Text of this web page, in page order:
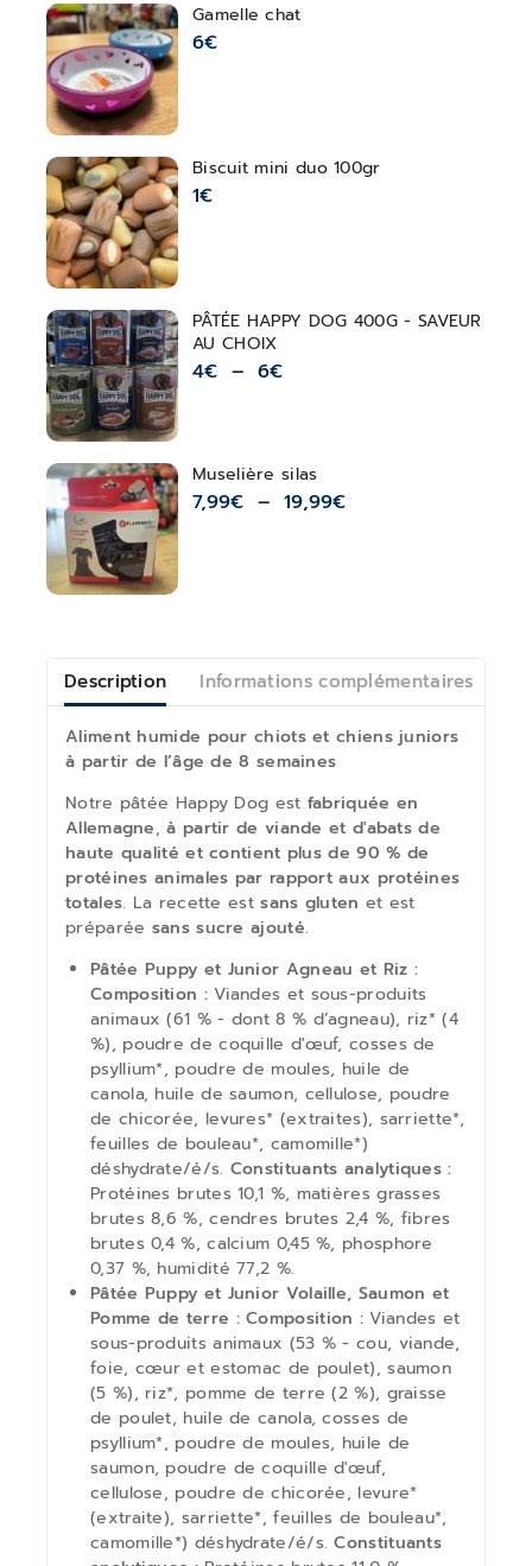
Gamelle chat
6€
Biscuit mini duo 100gr
1€
PÂTÉE HAPPY DOG 400G - SAVEUR
AU CHOIX
4€ – 6€
Muselière silas
7,99€ – 19,99€
Description Informations complémentaires
Aliment humide pour chiots et chiens juniors
à partir de l’âge de 8 semaines
Notre pâtée Happy Dog est fabriquée en
Allemagne,à partir de viande et d'abats de
haute qualité et contient plus de 90 % de
protéines animales par rapport aux protéines
totales. La recette estsans gluten et est
préparée sans sucre ajouté.
Pâtée Puppy et Junior Agneau et Riz :
Composition :Viandes et sous-produits
animaux (61 % - dont 8 % d’agneau), riz* (4
%), poudre de coquille d'œuf, cosses de
psyllium*, poudre de moules, huile de
canola, huile de saumon, cellulose, poudre
de chicorée, levures* (extraites), sarriette*,
feuilles de bouleau*, camomille*)
déshydrate/é/s. Constituants analytiques :
Protéines brutes 10,1 %, matières grasses
brutes 8,6 %, cendres brutes 2,4 %, fibres
brutes 0,4 %, calcium 0,45 %, phosphore
0,37 %, humidité 77,2 %.
Pâtée Puppy et Junior Volaille, Saumon et
Pomme de terre : Composition :Viandes et
sous-produits animaux (53 % - cou, viande,
foie, cœur et estomac de poulet), saumon
(5 %), riz*, pomme de terre (2 %), graisse
de poulet, huile de canola, cosses de
psyllium*, poudre de moules, huile de
saumon, poudre de coquille d'œuf,
cellulose, poudre de chicorée, levure*
(extraite), sarriette*, feuilles de bouleau*,
camomille*) déshydrate/é/s.Constituants